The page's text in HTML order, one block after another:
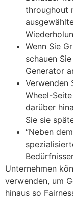
throughout
Wenn Sie
schauen
Generator
Verwenden
Wheel-
darüber
Sie sie
“Neben
Unternehmen
verwenden, um
hinaus so